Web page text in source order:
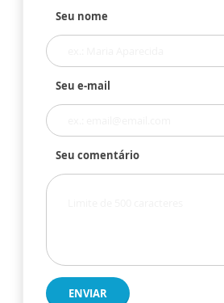
Seu nome
Seu e-mail
Seu comentário
ENVIAR